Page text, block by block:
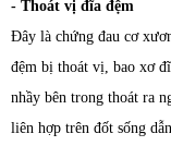
- Thoát vị đĩa đệm
Đây là chứng đau cơ
đệm bị thoát vị, bao xơ
nhầy bên trong thoát ra
liên hợp trên đốt sống